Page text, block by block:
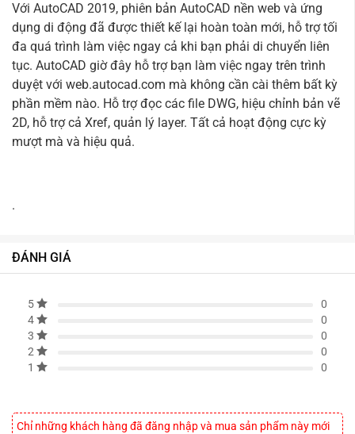
Với AutoCAD 2019, phiên bản AutoCAD nền web và ứng
dụng di động đã được thiết kế lại hoàn toàn mới, hỗ trợ tối
đa quá trình làm việc ngay cả khi bạn phải di chuyển liên
tục. AutoCAD giờ đây hỗ trợ bạn làm việc ngay trên trình
duyệt với web.autocad.com mà không cần cài thêm bất kỳ
phần mềm nào. Hỗ trợ đọc các file DWG, hiệu chỉnh bản vẽ
2D, hỗ trợ cả Xref, quản lý layer. Tất cả hoạt động cực kỳ
mượt mà và hiệu quả.
.
ĐÁNH GIÁ
5
0
4
0
3
0
2
0
1
0
Chỉ những khách hàng đã đăng nhập và mua sản phẩm này mới